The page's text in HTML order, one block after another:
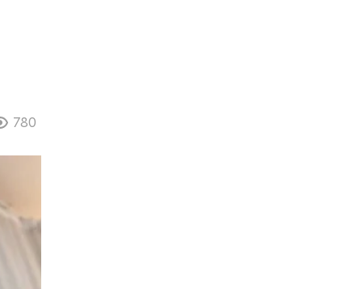
780